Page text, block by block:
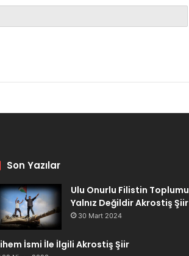
Son Yazılar
Ulu Onurlu Filistin Toplumu
Yalnız Değildir Akrostiş Şiir
30 Mart 2024
İsmi İle İlgili Akrostiş Şiir